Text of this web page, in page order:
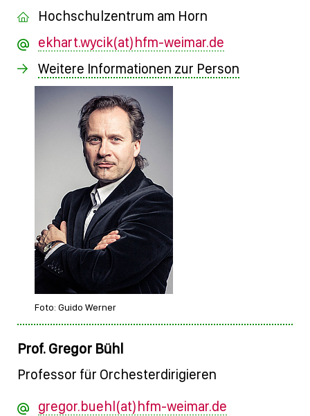
Foto: Guido Werner
Hochschulzentrum am Horn
ekhart.wycik(at)hfm-weimar.de
Weitere Informationen zur Person
Prof. Gregor Bühl
Professor für Orchesterdirigieren
gregor.buehl(at)hfm-weimar.de